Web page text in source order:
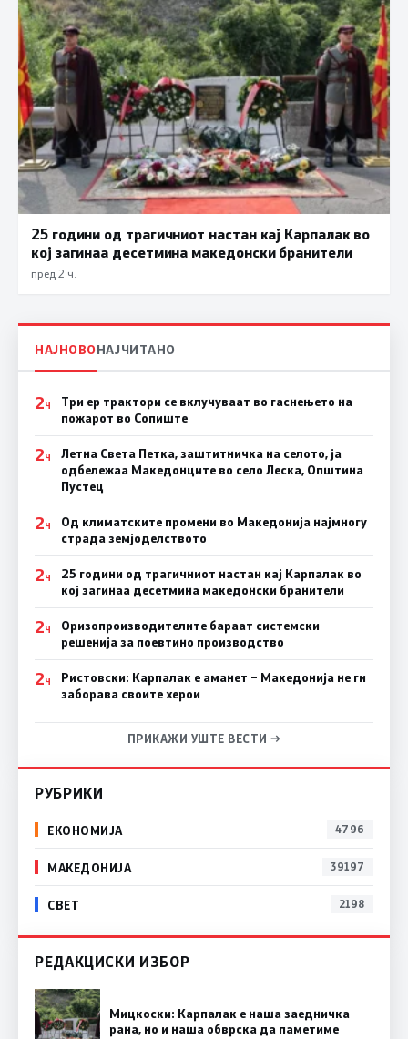
25 години од трагичниот настан кај Карпалак во
кој загинаа десетмина македонски бранители
пред 2 ч.
НАЈНОВОНАЈЧИТАНО
2Ч
Три ер трактори се вклучуваат во гаснењето на
пожарот во Сопиште
2Ч
Летна Света Петка, заштитничка на селото, ја
одбележаа Македонците во село Леска, Општина
Пустец
2Ч
Од климатските промени во Македонија најмногу
страда земјоделството
2Ч
25 години од трагичниот настан кај Карпалак во
кој загинаа десетмина македонски бранители
2Ч
Оризопроизводителите бараат системски
решенија за поевтино производство
2Ч
Ристовски: Карпалак е аманет – Македонија не ги
заборава своите херои
ПРИКАЖИ УШТЕ ВЕСТИ →
РУБРИКИ
ЕКОНОМИЈА 4796
МАКЕДОНИЈА 39197
СВЕТ 2198
РЕДАКЦИСКИ ИЗБОР
Мицкоски: Карпалак е наша заедничка
рана, но и наша обврска да паметиме